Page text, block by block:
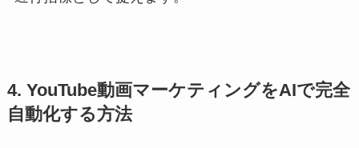
4. YouTube動画マーケティングをAIで完全
自動化する方法